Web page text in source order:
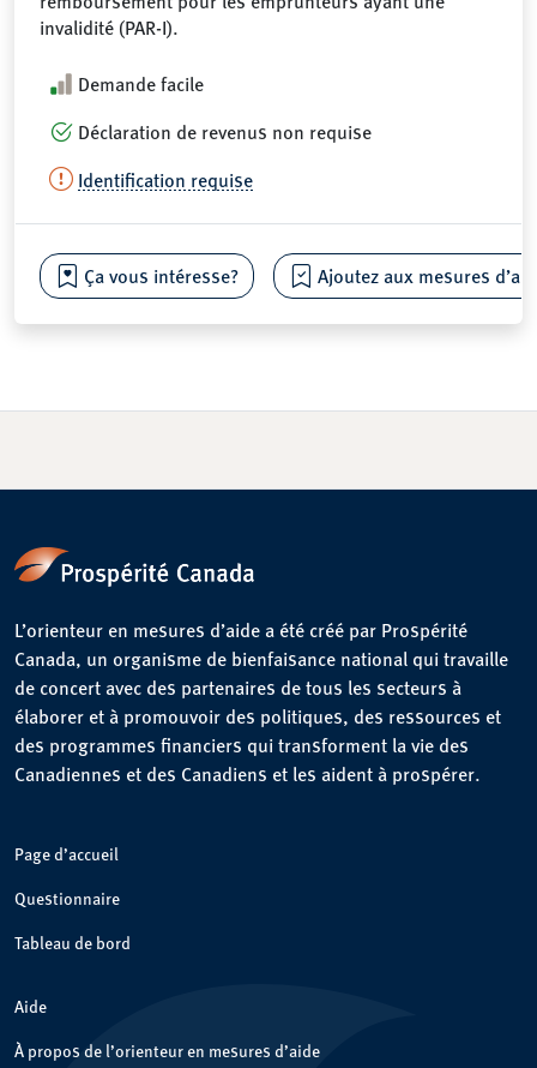
invalidité (PAR-I).
Demande facile
Déclaration de revenus non requise
Identification requise
Ça vous intéresse? Ajoutez aux mesures
L’orienteur en mesures d’aide a été créé par Prospérité
Canada, un organisme de bienfaisance national qui travaille
de concert avec des partenaires de tous les secteurs à
élaborer et à promouvoir des politiques, des ressources et
des programmes financiers qui transforment la vie des
Canadiennes et des Canadiens et les aident à prospérer.
Page d’accueil
Questionnaire
Tableau de bord
Aide
À propos de l’orienteur en mesures d’aide